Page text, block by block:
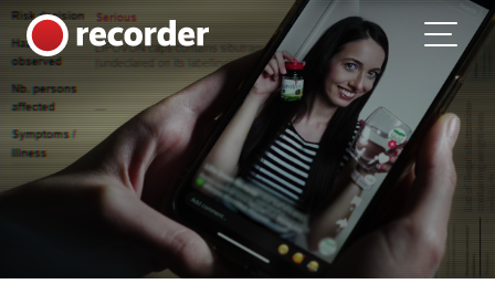
Skip to content
Main Navigation